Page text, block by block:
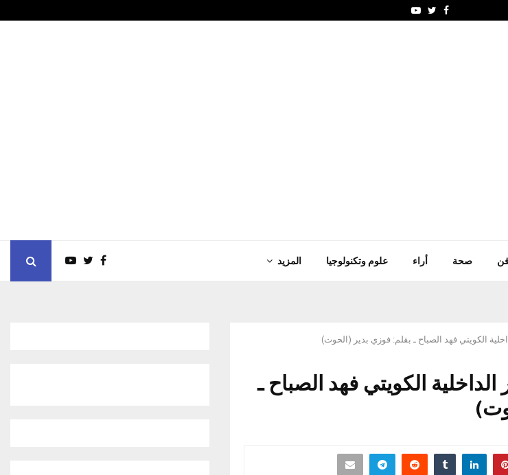
Facebook
Twitter
Youtube
صحة أراء علوم وتكنولوجيا المزيد
الكويتي فهد الصباح ـ بقلم: فوزي بدير (الحوت)
الكويتي فهد الصباح ـ